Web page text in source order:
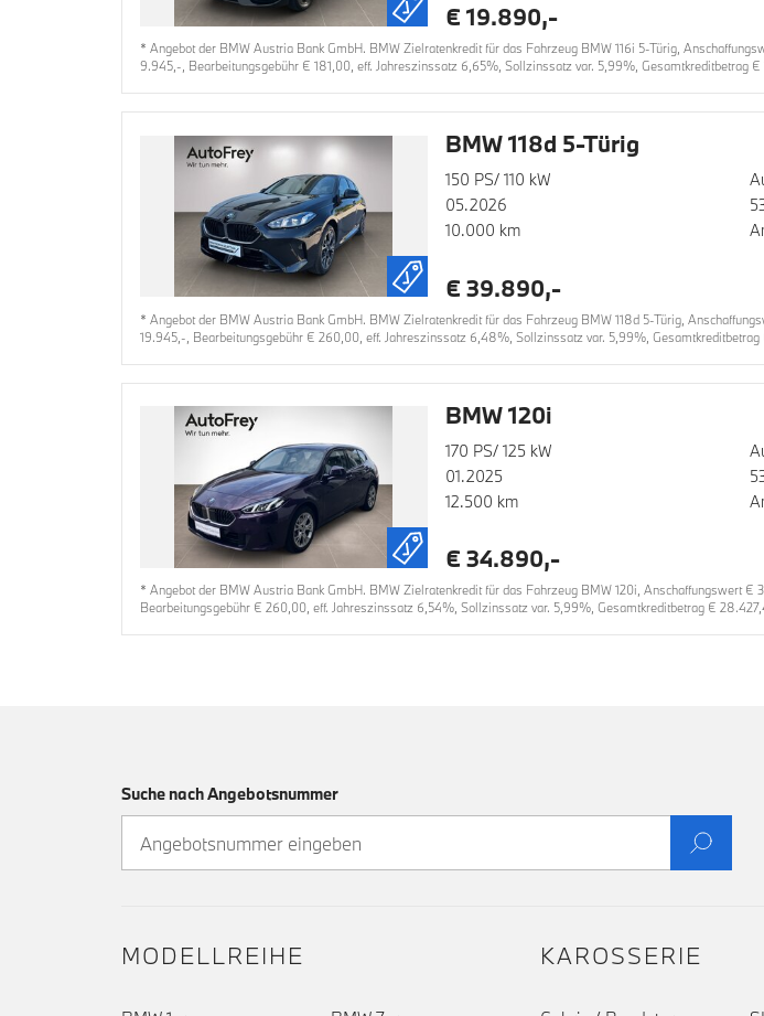
€ 19.890,-
* Angebot der BMW Austria Bank GmbH. BMW Zielratenkredit für das Fahrzeug BMW 116i 5-Türig,
9.945,-, Bearbeitungsgebühr € 181,00, eff. Jahreszinssatz 6,65%, Sollzinssatz var. 5,99%, Gesamtkreditbetrag
BMW 118d 5-Türig
150 PS/ 110 kW
05.2026
10.000 km
€ 39.890,-
* Angebot der BMW Austria Bank GmbH. BMW Zielratenkredit für das Fahrzeug BMW 118d 5-Türig,
19.945,-, Bearbeitungsgebühr € 260,00, eff. Jahreszinssatz 6,48%, Sollzinssatz var. 5,99%,
BMW 120i
170 PS/ 125 kW
01.2025
12.500 km
€ 34.890,-
* Angebot der BMW Austria Bank GmbH. BMW Zielratenkredit für das Fahrzeug BMW 120i,
Bearbeitungsgebühr € 260,00, eff. Jahreszinssatz 6,54%, Sollzinssatz var. 5,99%, Gesamtkreditbetrag €
Suche nach Angebotsnummer
MODELLREIHE KAROSSERIE